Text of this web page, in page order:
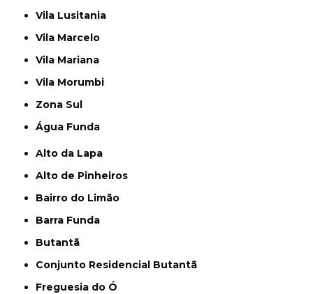
Vila Lusitania
Vila Marcelo
Vila Mariana
Vila Morumbi
Zona Sul
Água Funda
Alto da Lapa
Alto de Pinheiros
Bairro do Limão
Barra Funda
Butantã
Conjunto Residencial Butantã
Freguesia do Ó